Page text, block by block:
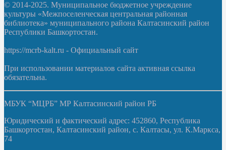
© 2014-2025. Муниципальное бюджетное учреждение
культуры «Межпоселенческая центральная районная
библиотека» муниципального района Калтасинский район
Республики Башкортостан.
https://mcrb-kalt.ru - Официальный сайт
При использовании материалов сайта активная ссылка
обязательна.
МБУК “МЦРБ” МР Калтасинский район РБ
Юридический и фактический адрес: 452860, Республика
Башкортостан, Калтасинский район, с. Калтасы, ул. К.Маркса,
74